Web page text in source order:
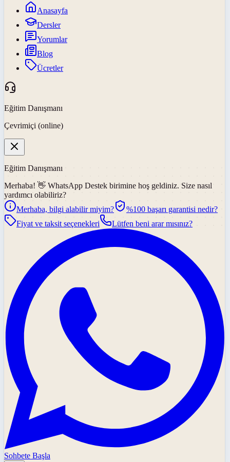
Anasayfa
Dersler
Yorumlar
Blog
Ücretler
Eğitim Danışmanı
Çevrimiçi (online)
Eğitim Danışmanı
Merhaba! 👋 WhatsApp Destek birimine hoş geldiniz. Size nasıl
yardımcı olabiliriz?
Merhaba, bilgi alabilir miyim?
%100 başarı garantisi nedir?
Fiyat ve taksit seçenekleri
Lütfen beni arar mısınız?
Sohbete Başla